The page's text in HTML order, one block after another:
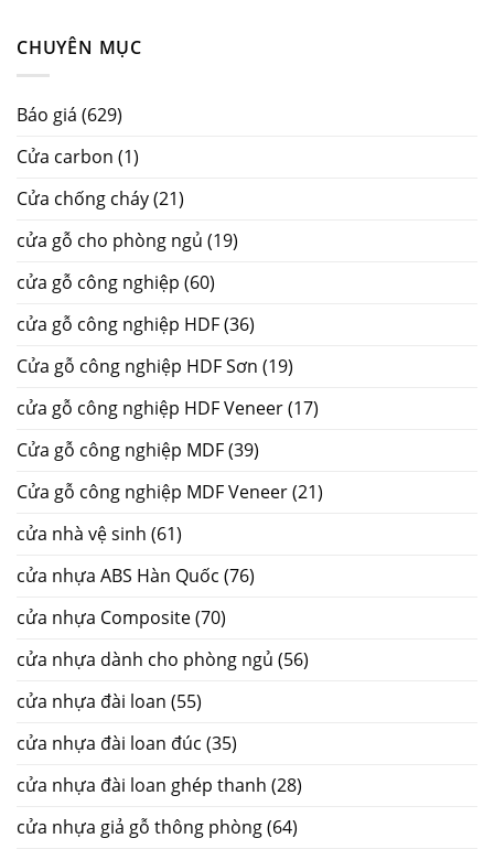
CHUYÊN MỤC
Báo giá (629)
Cửa carbon (1)
Cửa chống cháy(21)
cửa gỗ cho phòng ngủ (19)
cửa gỗ công nghiệp (60)
cửa gỗ công nghiệp HDF(36)
Cửa gỗ công nghiệp HDF Sơn (19)
cửa gỗ công nghiệp HDF Veneer(17)
Cửa gỗ công nghiệp MDF(39)
Cửa gỗ công nghiệp MDF Veneer(21)
cửa nhà vệ sinh (61)
cửa nhựa ABS Hàn Quốc (76)
cửa nhựa Composite(70)
cửa nhựa dành cho phòng ngủ (56)
cửa nhựa đài loan (55)
cửa nhựa đài loan đúc (35)
cửa nhựa đài loan ghép thanh (28)
cửa nhựa giả gỗ thông phòng(64)